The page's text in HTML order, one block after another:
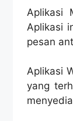
Aplikasi
Aplikasi
pesan
Aplikasi
yang